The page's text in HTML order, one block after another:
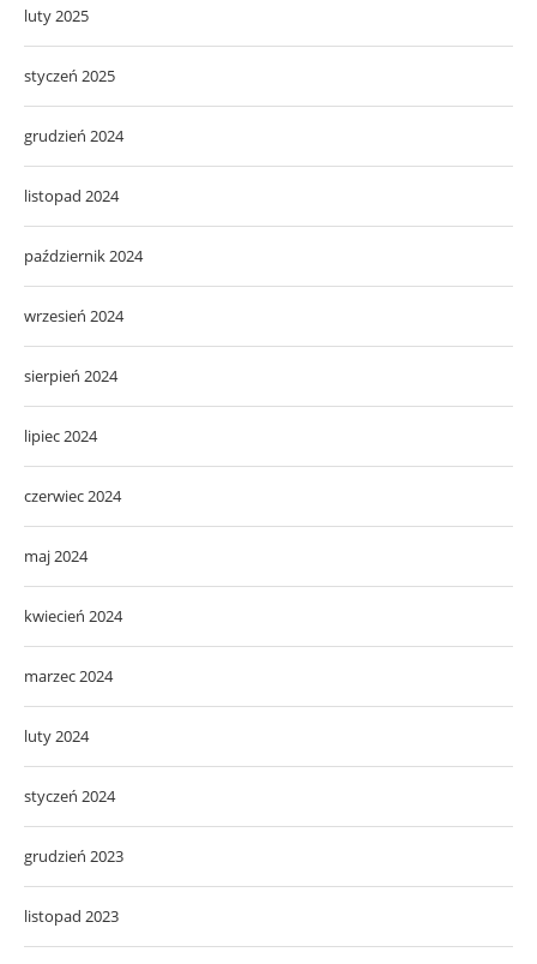
luty 2025
styczeń 2025
grudzień 2024
listopad 2024
październik 2024
wrzesień 2024
sierpień 2024
lipiec 2024
czerwiec 2024
maj 2024
kwiecień 2024
marzec 2024
luty 2024
styczeń 2024
grudzień 2023
listopad 2023